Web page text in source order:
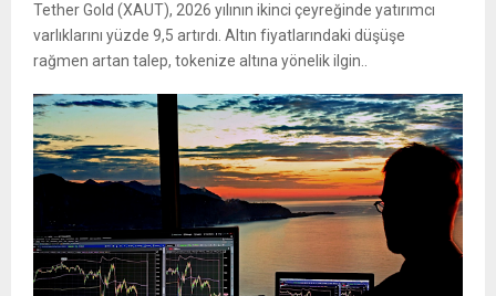
Tether Gold (XAUT), 2026 yılının ikinci çeyreğinde yatırımcı
varlıklarını yüzde 9,5 artırdı. Altın fiyatlarındaki düşüşe
rağmen artan talep, tokenize altına yönelik ilgin..